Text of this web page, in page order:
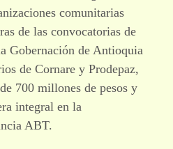
comunitarias
de las convocatorias de
Gobernación de Antioquia
de Cornare y Prodepaz,
700 millones de pesos y
integral en la
ABT.